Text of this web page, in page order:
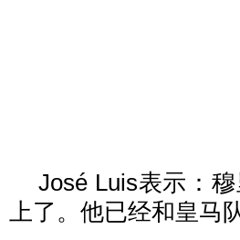
José Luis表示：
上了。他已经和皇马